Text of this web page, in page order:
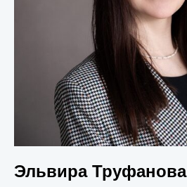
Эльвира Труфанова